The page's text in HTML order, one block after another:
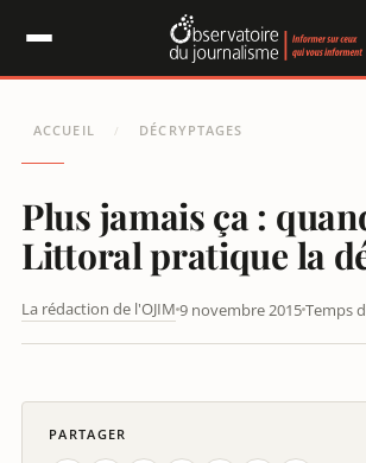
ACCUEIL / DÉCRYPTAGES
Plus jamais ça :
Littoral pratique la
La rédaction de l'OJIM 9 novembre 2015Temps
PARTAGER
Panneau de gestion des cookies